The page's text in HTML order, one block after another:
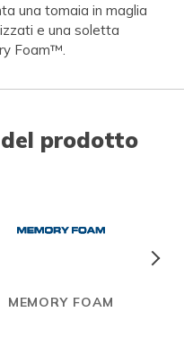
una tomaia in maglia
e una soletta
Foam™.
prodotto
MEMORY FOAM